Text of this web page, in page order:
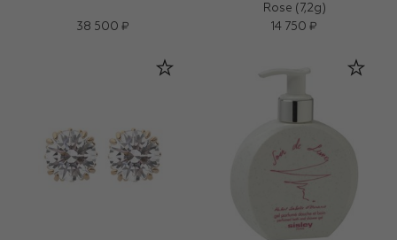
38 500 ₽
Rose (7,2g)
14 750 ₽